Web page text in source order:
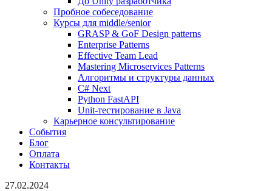
Пробное собеседование
Курсы для middle/senior
GRASP & GoF Design patterns
Enterprise Patterns
Effective Team Lead
Mastering Microservices Patterns
Алгоритмы и структуры данных
C# Next
Python FastAPI
Unit-тестирование в Java
Карьерное консультирование
События
Блог
Оплата
Контакты
27.02.2024